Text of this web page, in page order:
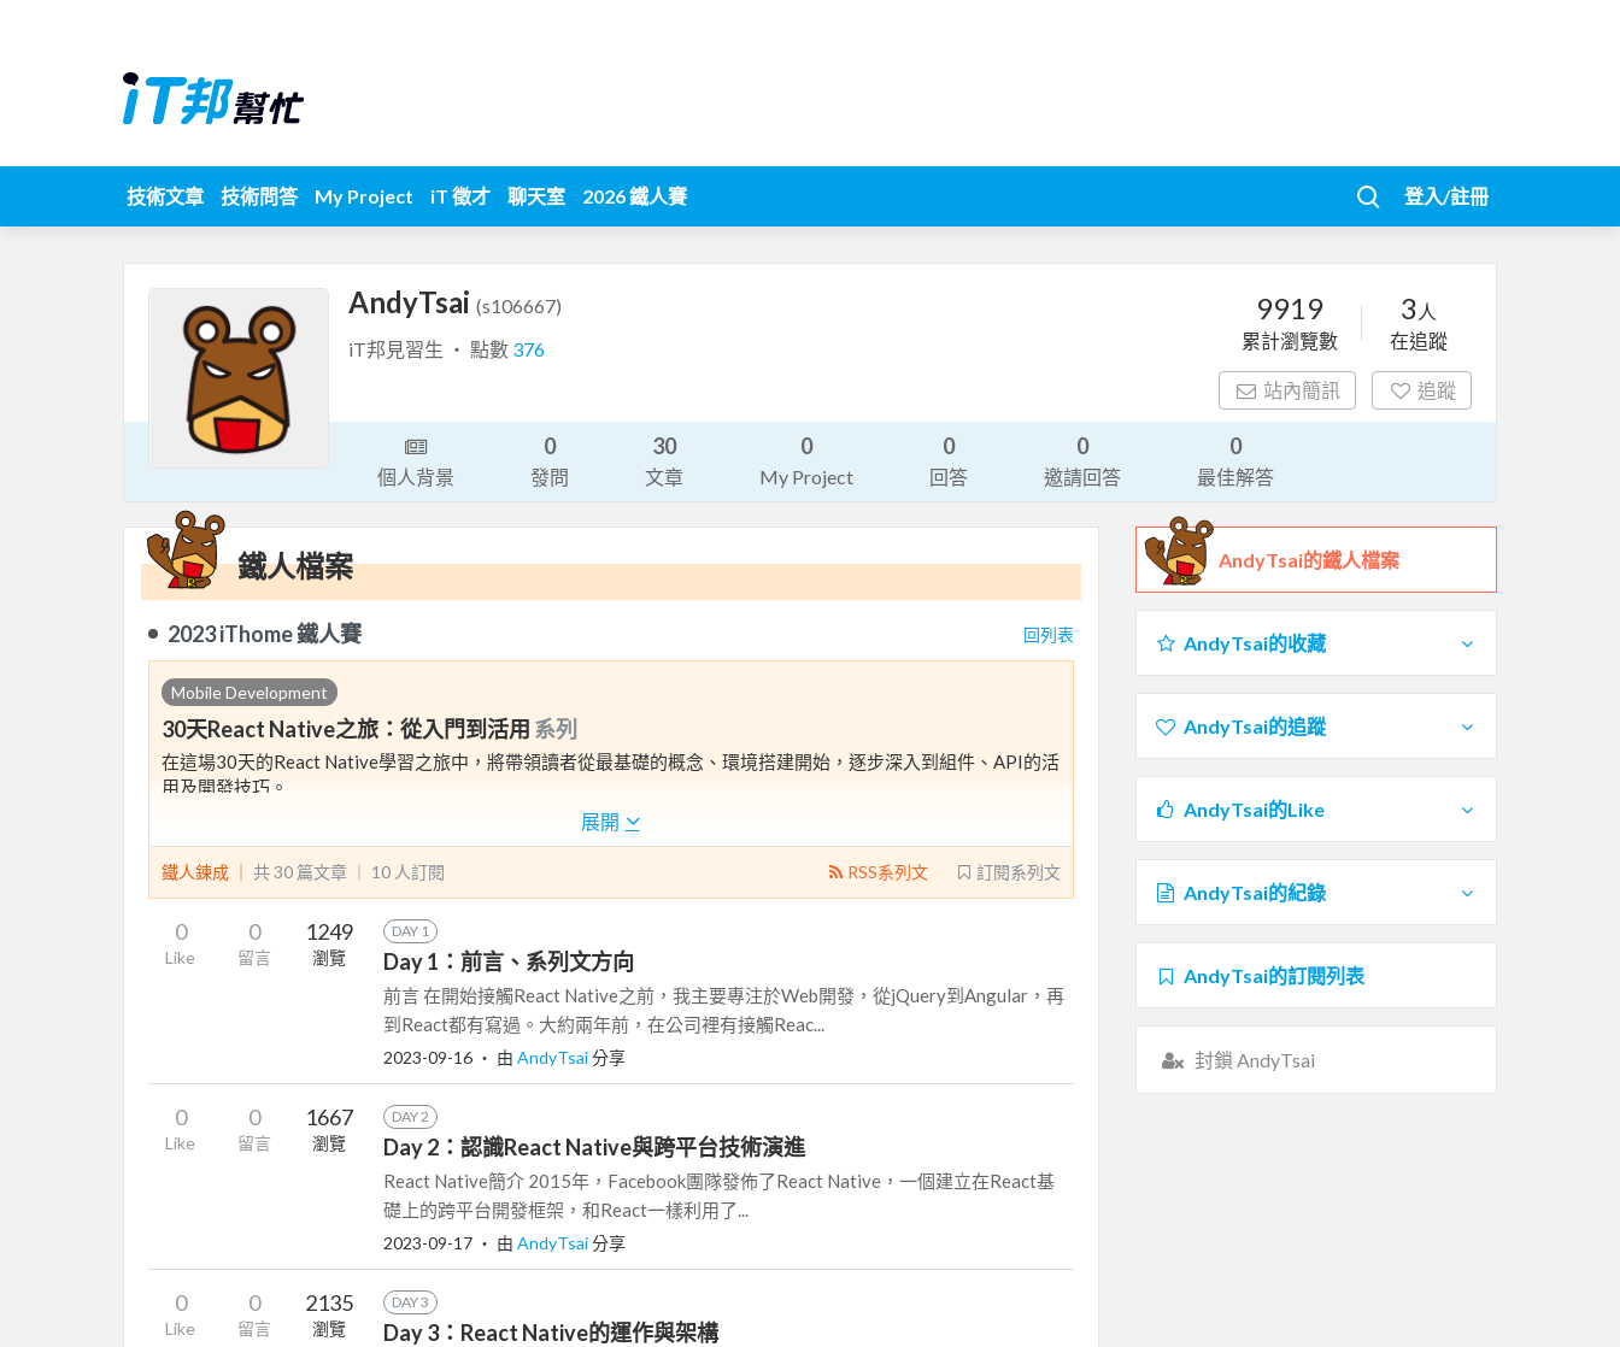
技術文章 技術問答 My Project iT 徵才 聊天室 2026 鐵人賽 登入/註冊
AndyTsai (s106667)
iT邦見習生 ‧ 點數 376
9919
累計瀏覽數
3 人
在追蹤
站內簡訊 追蹤
個人背景
0
發問
30
文章
0
My Project
0
回答
0
邀請回答
0
最佳解答
鐵人檔案
2023 iThome 鐵人賽 回列表
Mobile Development
30天React Native之旅：從入門到活用 系列
在這場30天的React Native學習之旅中，將帶領讀者從最基礎的概念、環境搭建開始，逐步深入到組件、API的活
用及開發技巧。
展開
鐵人鍊成 ｜ 共 30 篇文章 ｜ 10 人訂閱 訂閱系列文
RSS系列文
0
Like
0
留言
1249
瀏覽
DAY 1
Day 1：前言、系列文方向
前言 在開始接觸React Native之前，我主要專注於Web開發，從jQuery到Angular，再
到React都有寫過。大約兩年前，在公司裡有接觸Reac...
2023-09-16 ‧ 由 AndyTsai分享
0
Like
0
留言
1667
瀏覽
DAY 2
Day 2：認識React Native與跨平台技術演進
React Native簡介 2015年，Facebook團隊發佈了React Native，一個建立在React基
礎上的跨平台開發框架，和React一樣利用了...
2023-09-17 ‧ 由 AndyTsai分享
0
Like
0
留言
2135
瀏覽
DAY 3
Day 3：React Native的運作與架構
AndyTsai的鐵人檔案
AndyTsai的收藏
AndyTsai的追蹤
AndyTsai的Like
AndyTsai的紀錄
AndyTsai的訂閱列表
封鎖 AndyTsai